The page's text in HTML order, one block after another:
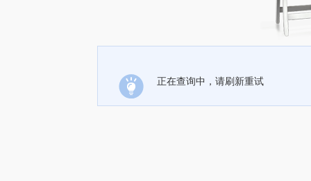
正在查询中，请刷新重试